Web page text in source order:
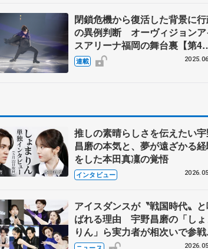
閉鎖危機から復活した背景に
の異例判断 オーヴィジョンア
スアリーナ福岡の舞台裏【第4
回】
連載
推しの素晴らしさを伝えたい
昌磨の本気と、夢が遠ざかる
をした本田真凜の覚悟
インタビュー
アイスダンスが〝戦国時代〟
ばれる理由 宇野昌磨の「しょ
りん」ら実力者が相次いで参
国内の競争激化